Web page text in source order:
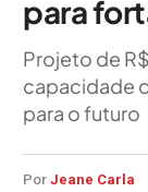
para
Projeto de
capacidade
para o futuro
Por Jeane Carla